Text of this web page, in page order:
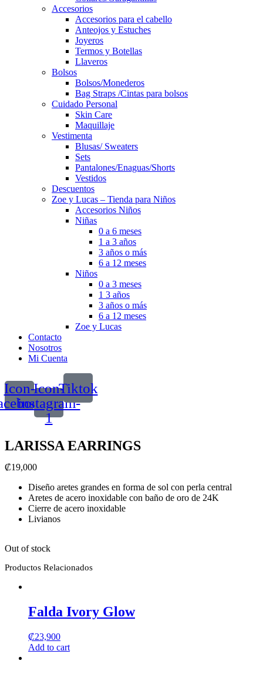
Accesorios
Accesorios para el cabello
Anteojos y Estuches
Joyeros
Termos y Botellas
Llaveros
Bolsos
Bolsos/Monederos
Bag Straps /Cintas para bolsos
Cuidado Personal
Skin Care
Maquillaje
Vestimenta
Blusas/ Sweaters
Sets
Pantalones/Enaguas/Shorts
Vestidos
Descuentos
Zoe y Lucas – Tienda para Niños
Accesorios Niños
Niñas
0 a 6 meses
1 a 3 años
3 años o más
6 a 12 meses
Niños
0 a 3 meses
1 3 años
3 años o más
6 a 12 meses
Zoe y Lucas
Contacto
Nosotros
Mi Cuenta
Icon-Icon-
instagram-
1
Tiktok
LARISSA EARRINGS
₡19,000
Diseño aretes grandes en forma de sol con perla central
Aretes de acero inoxidable con baño de oro de 24K
Cierre de acero inoxidable
Livianos
Out of stock
Productos Relacionados
Falda Ivory Glow
₡23,900
Add to cart